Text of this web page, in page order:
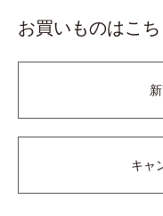
お買いものはこち
キャ